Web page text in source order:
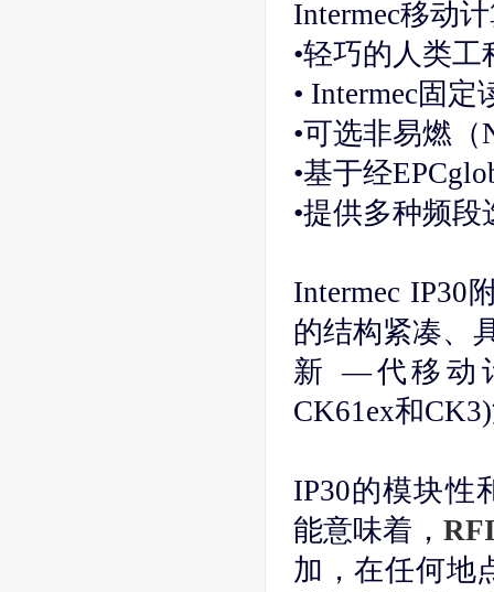
Intermec移动
•轻巧的人类
• Intermec固
•可选非易燃（
•基于经
•提供多种频
Intermec IP30
的结构紧凑、
新 —代移动
CK61ex和
IP30的模块性
能意味着，
加，在任何地